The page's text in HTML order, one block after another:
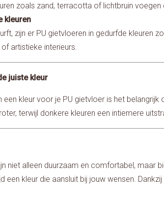
zoals zand, terracotta of lichtbruin
kleuren
zijn er PU gietvloeren in gedurfde kleuren
artistieke interieurs.
juiste kleur
een kleur voor je PU gietvloer is het
terwijl donkere kleuren een intiemere
niet alleen duurzaam en comfortabel, maar
een kleur die aansluit bij jouw wensen.